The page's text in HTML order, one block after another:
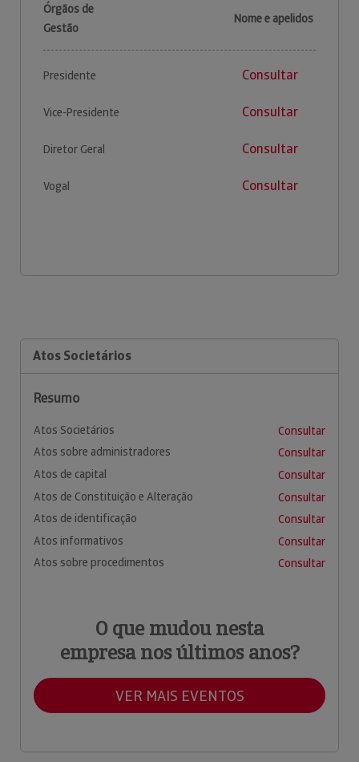
Órgãos de
Gestão
Nome e apelidos
Presidente Consultar
Vice-Presidente Consultar
Diretor Geral Consultar
Vogal Consultar
Atos Societários
Resumo
Atos Societários
Consultar
Atos sobre administradores
Consultar
Atos de capital
Consultar
Atos de Constituição e Alteração
Consultar
Atos de identificação
Consultar
Atos informativos
Consultar
Atos sobre procedimentos
Consultar
O que mudou nesta
empresa nos últimos anos?
VER MAIS EVENTOS